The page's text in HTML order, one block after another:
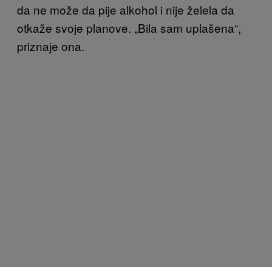
da ne može da pije alkohol i nije želela da
otkaže svoje planove. „Bila sam uplašena“,
priznaje ona.